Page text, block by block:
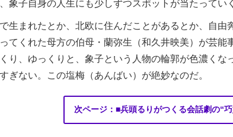
象子自身の人生にも少しずつスポットが当たってい
生まれたとか、北欧に住んだことがあるとか、自由
てくれた母方の伯母・蘭弥生（和久井映美）が芸能
、ゆっくりと、象子という人物の輪郭が色濃くな
ぎない。この塩梅（あんばい）が絶妙なのだ。
次ページ：■兵頭るりがつくる会話劇の“巧